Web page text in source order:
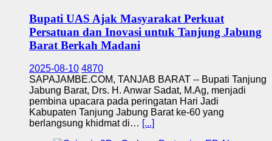
Bupati UAS Ajak Masyarakat Perkuat
Persatuan dan Inovasi untuk Tanjung Jabung
Barat Berkah Madani
2025-08-10 4870
SAPAJAMBE.COM, TANJAB BARAT -- Bupati Tanjung
Jabung Barat, Drs. H. Anwar Sadat, M.Ag, menjadi
pembina upacara pada peringatan Hari Jadi
Kabupaten Tanjung Jabung Barat ke-60 yang
berlangsung khidmat di… [...]